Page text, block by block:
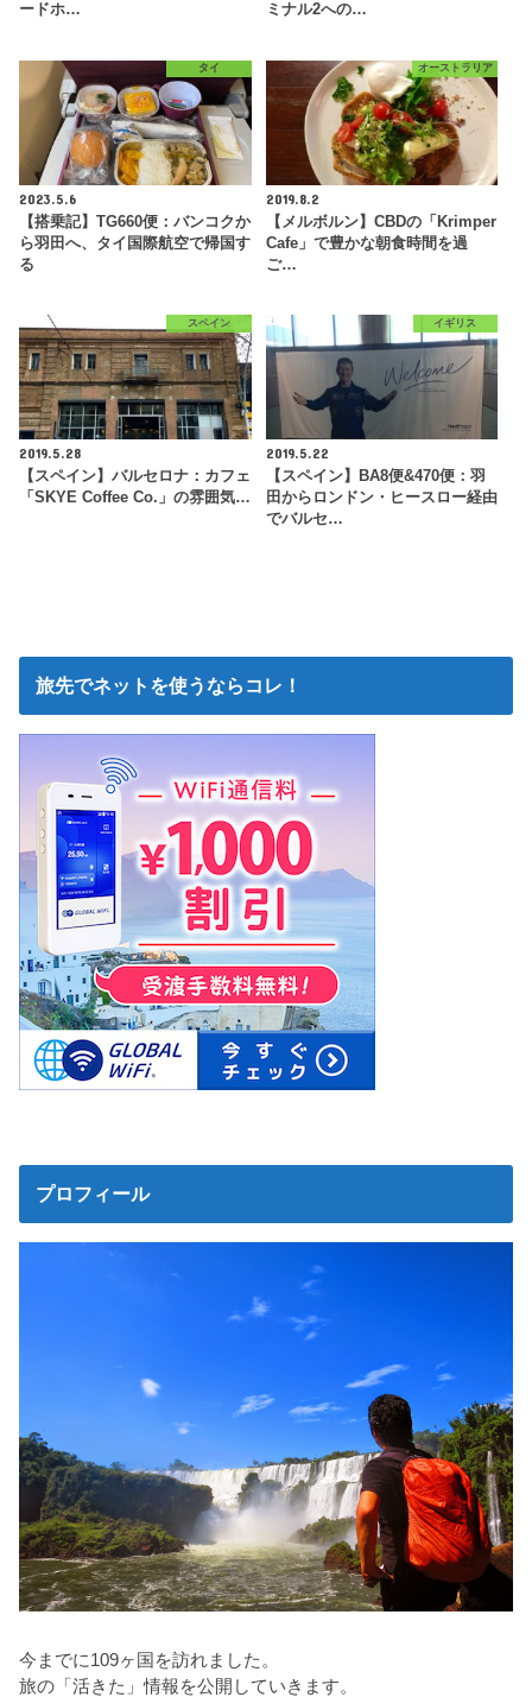
ードホ… ミナル2への…
タイ
2023.5.6
【搭乗記】TG660便：バンコクか
ら羽田へ、タイ国際航空で帰国す
る
オーストラリア
2019.8.2
【メルボルン】CBDの「Krimper
Cafe」で豊かな朝食時間を過
ご…
スペイン
2019.5.28
【スペイン】バルセロナ：カフェ
「SKYE Coffee Co.」の雰囲気…
イギリス
2019.5.22
【スペイン】BA8便&470便：羽
田からロンドン・ヒースロー経由
でバルセ…
旅先でネットを使うならコレ！
プロフィール
今までに109ヶ国を訪れました。
旅の「活きた」情報を公開していきます。